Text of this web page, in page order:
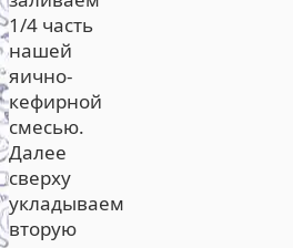
1/4 часть
нашей
яично-
кефирной
смесью.
Далее
сверху
укладываем
вторую